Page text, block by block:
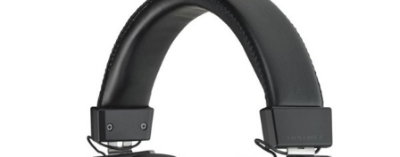
エレキギター アコギ/エレアコ
ベース ウクレレ
ドラム パーカッション